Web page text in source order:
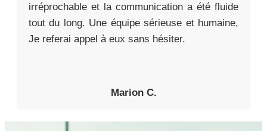
irréprochable et la communication a été fluide
tout du long. Une équipe sérieuse et humaine,
Je referai appel à eux sans hésiter.
Marion C.